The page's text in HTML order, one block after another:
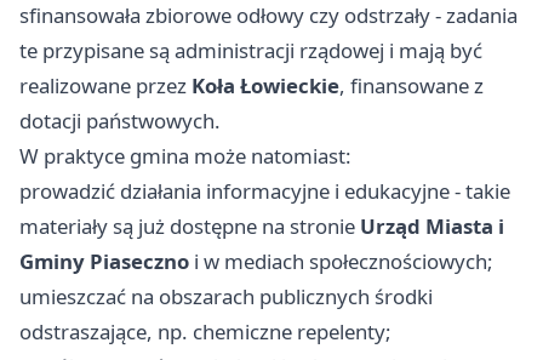
sfinansowała zbiorowe odłowy czy odstrzały - zadania
te przypisane są administracji rządowej i mają być
realizowane przez Koła Łowieckie, finansowane z
dotacji państwowych.
W praktyce gmina może natomiast:
prowadzić działania informacyjne i edukacyjne - takie
materiały są już dostępne na stronie Urząd Miasta i
Gminy Piaseczno i w mediach społecznościowych;
umieszczać na obszarach publicznych środki
odstraszające, np. chemiczne repelenty;